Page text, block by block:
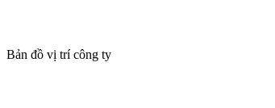
Bản đồ vị trí công ty